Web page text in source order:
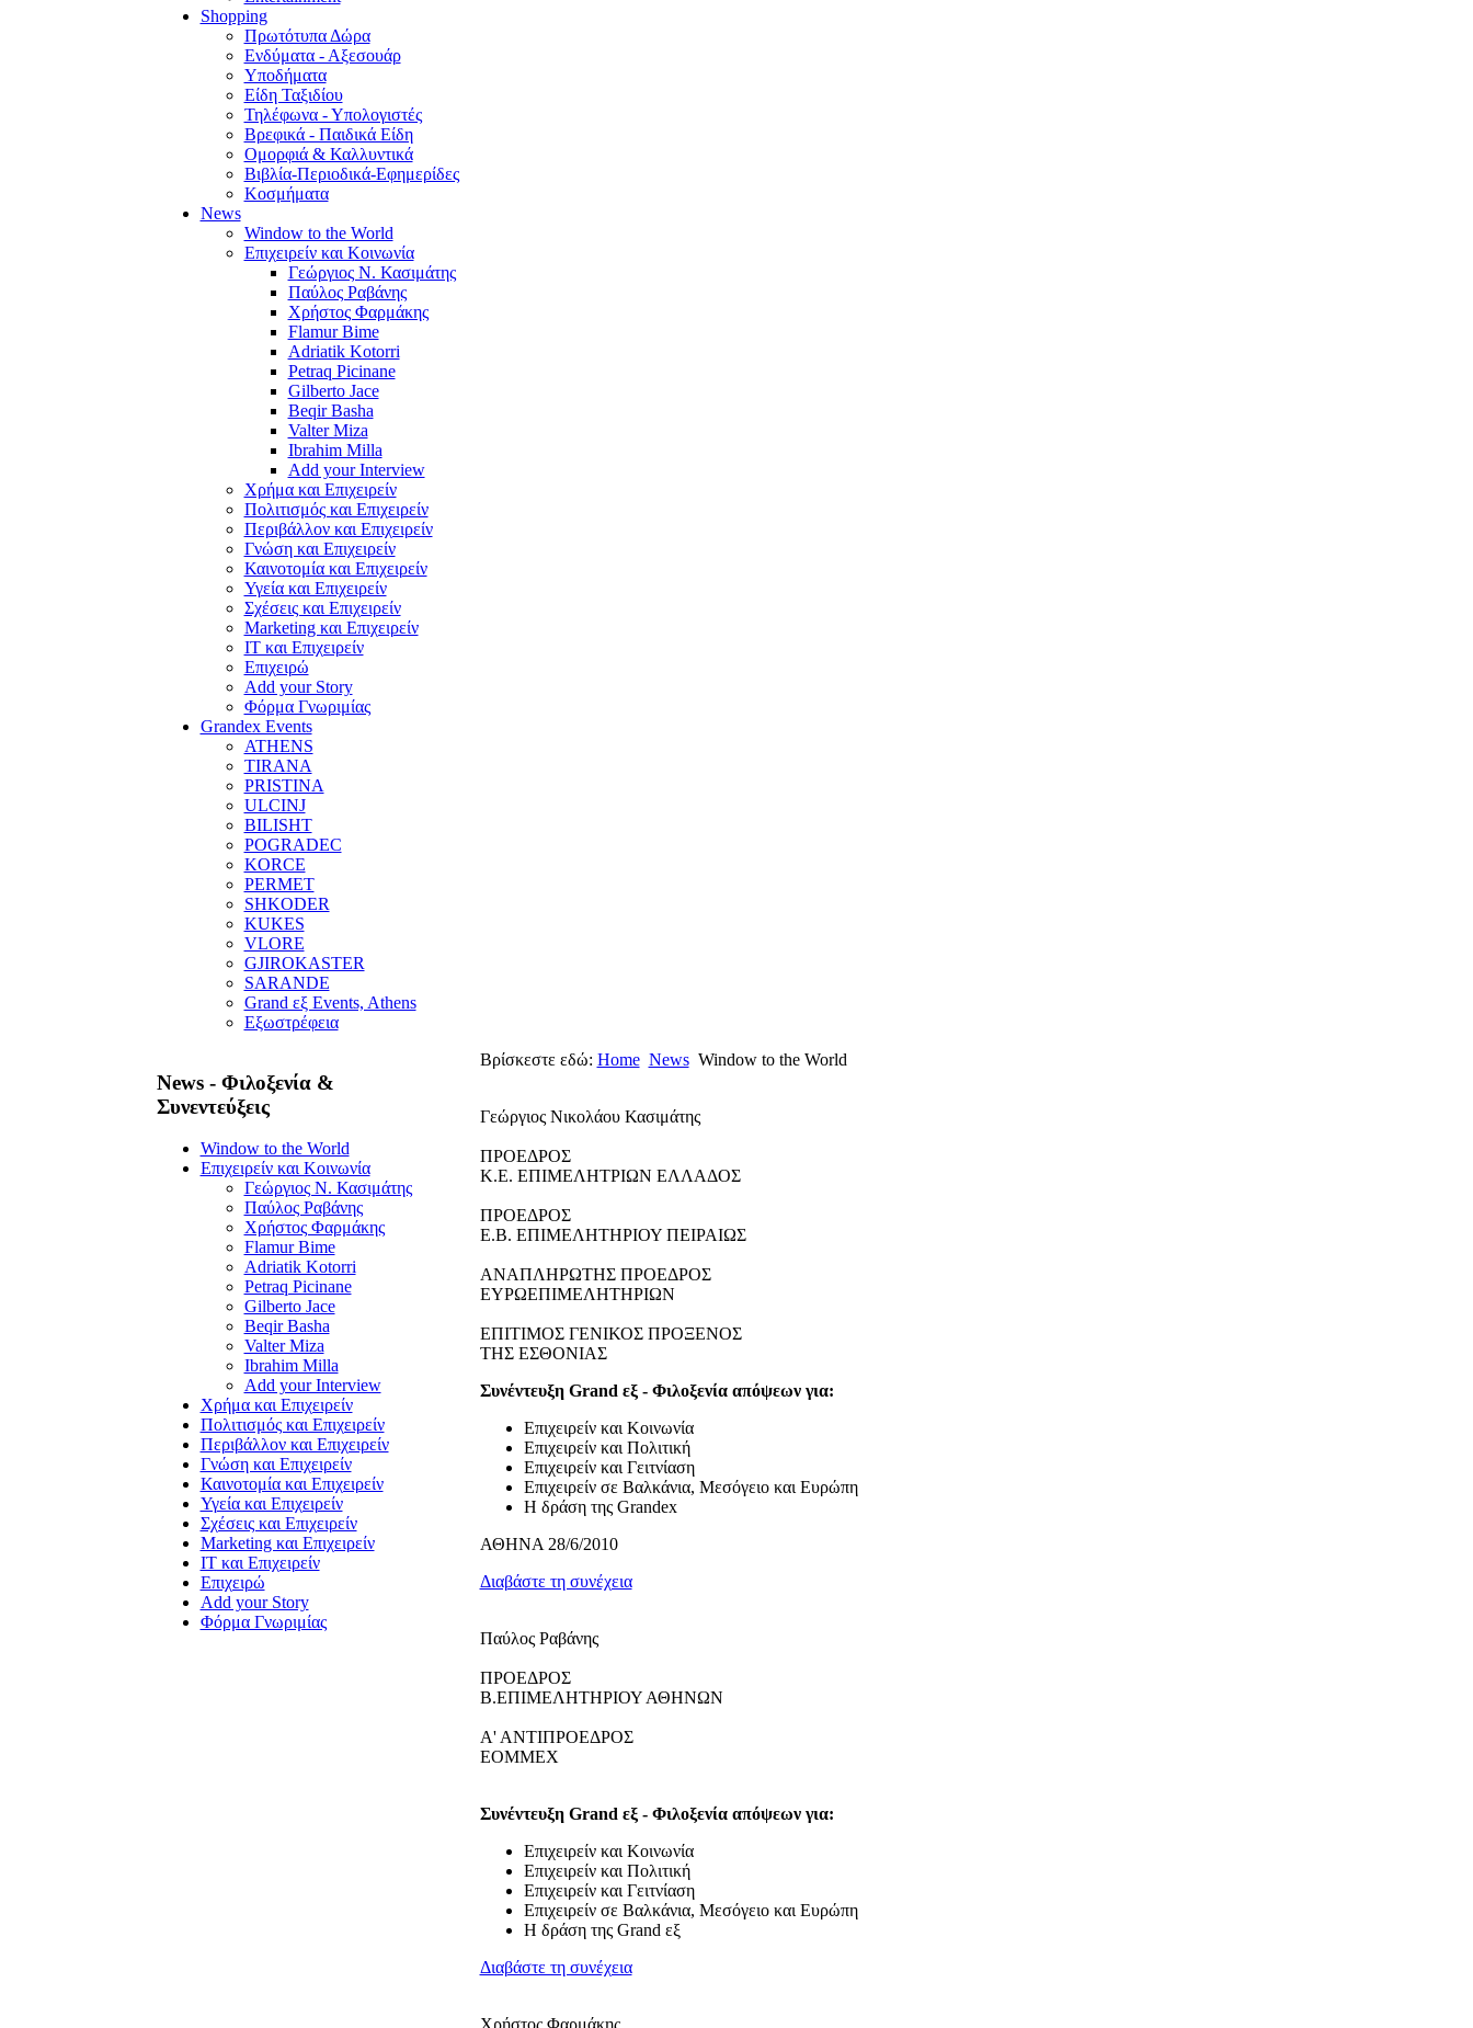
Shopping
Πρωτότυπα Δώρα
Ενδύματα - Αξεσουάρ
Υποδήματα
Είδη Ταξιδίου
Τηλέφωνα - Υπολογιστές
Βρεφικά - Παιδικά Είδη
Ομορφιά & Καλλυντικά
Βιβλία-Περιοδικά-Εφημερίδες
Κοσμήματα
News
Window to the World
Επιχειρείν και Κοινωνία
Γεώργιος Ν. Κασιμάτης
Παύλος Ραβάνης
Χρήστος Φαρμάκης
Flamur Bime
Adriatik Kotorri
Petraq Picinane
Gilberto Jace
Beqir Basha
Valter Miza
Ibrahim Milla
Add your Interview
Χρήμα και Επιχειρείν
Πολιτισμός και Επιχειρείν
Περιβάλλον και Επιχειρείν
Γνώση και Επιχειρείν
Καινοτομία και Επιχειρείν
Υγεία και Επιχειρείν
Σχέσεις και Επιχειρείν
Marketing και Επιχειρείν
IT και Επιχειρείν
Επιχειρώ
Add your Story
Φόρμα Γνωριμίας
Grandex Events
ATHENS
TIRANA
PRISTINA
ULCINJ
BILISHT
POGRADEC
KORCE
PERMET
SHKODER
KUKES
VLORE
GJIROKASTER
SARANDE
Grand εξ Events, Athens
Εξωστρέφεια
Βρίσκεστε εδώ: Home News Window to the World
Γεώργιος Νικολάου Κασιμάτης
ΠΡΟΕΔΡΟΣ
Κ.Ε. ΕΠΙΜΕΛΗΤΡΙΩΝ ΕΛΛΑΔΟΣ
ΠΡΟΕΔΡΟΣ
Ε.Β. ΕΠΙΜΕΛΗΤΗΡΙΟΥ ΠΕΙΡΑΙΩΣ
ΑΝΑΠΛΗΡΩΤΗΣ ΠΡΟΕΔΡΟΣ
ΕΥΡΩΕΠΙΜΕΛΗΤΗΡΙΩΝ
ΕΠΙΤΙΜΟΣ ΓΕΝΙΚΟΣ ΠΡΟΞΕΝΟΣ
ΤΗΣ ΕΣΘΟΝΙΑΣ
Συνέντευξη Grand εξ - Φιλοξενία απόψεων για:
Επιχειρείν και Κοινωνία
Επιχειρείν και Πολιτική
Επιχειρείν και Γειτνίαση
Επιχειρείν σε Βαλκάνια, Μεσόγειο και Ευρώπη
Η δράση της Grandex
ΑΘΗΝΑ 28/6/2010
Διαβάστε τη συνέχεια
Παύλος Ραβάνης
ΠΡΟΕΔΡΟΣ
Β.ΕΠΙΜΕΛΗΤΗΡΙΟΥ ΑΘΗΝΩΝ
Α' ΑΝΤΙΠΡΟΕΔΡΟΣ
ΕΟΜΜΕΧ
Συνέντευξη Grand εξ - Φιλοξενία απόψεων για:
Επιχειρείν και Κοινωνία
Επιχειρείν και Πολιτική
Επιχειρείν και Γειτνίαση
Επιχειρείν σε Βαλκάνια, Μεσόγειο και Ευρώπη
Η δράση της Grand εξ
Διαβάστε τη συνέχεια
Χρήστος Φαρμάκης
News - Φιλοξενία &
Συνεντεύξεις
Window to the World
Επιχειρείν και Κοινωνία
Γεώργιος Ν. Κασιμάτης
Παύλος Ραβάνης
Χρήστος Φαρμάκης
Flamur Bime
Adriatik Kotorri
Petraq Picinane
Gilberto Jace
Beqir Basha
Valter Miza
Ibrahim Milla
Add your Interview
Χρήμα και Επιχειρείν
Πολιτισμός και Επιχειρείν
Περιβάλλον και Επιχειρείν
Γνώση και Επιχειρείν
Καινοτομία και Επιχειρείν
Υγεία και Επιχειρείν
Σχέσεις και Επιχειρείν
Marketing και Επιχειρείν
IT και Επιχειρείν
Επιχειρώ
Add your Story
Φόρμα Γνωριμίας